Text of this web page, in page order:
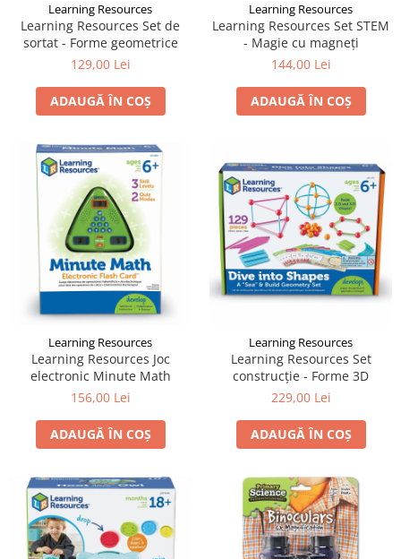
Learning Resources
Learning Resources Set de
sortat - Forme geometrice
129,00 Lei
ADAUGĂ ÎN COȘ
Learning Resources
Learning Resources Set STEM
- Magie cu magneți
144,00 Lei
ADAUGĂ ÎN COȘ
Learning Resources
Learning Resources Joc
electronic Minute Math
156,00 Lei
ADAUGĂ ÎN COȘ
Learning Resources
Learning Resources Set
construcție - Forme 3D
229,00 Lei
ADAUGĂ ÎN COȘ